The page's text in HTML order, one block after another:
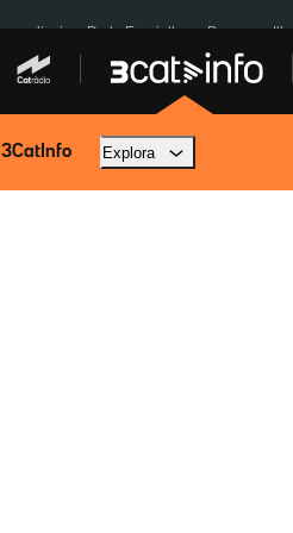
eclipsi De la Espriella Dos anys Illa
3CatInfo Explora